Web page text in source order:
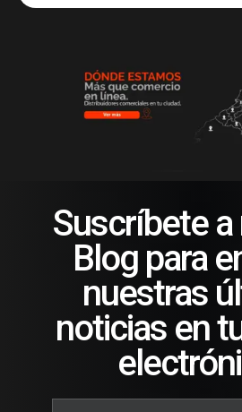
Suscríbete
Blog para
nuestras
noticias en